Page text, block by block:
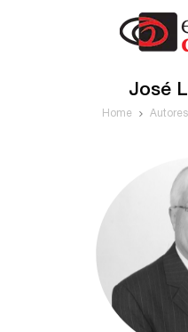
José
Home Autores